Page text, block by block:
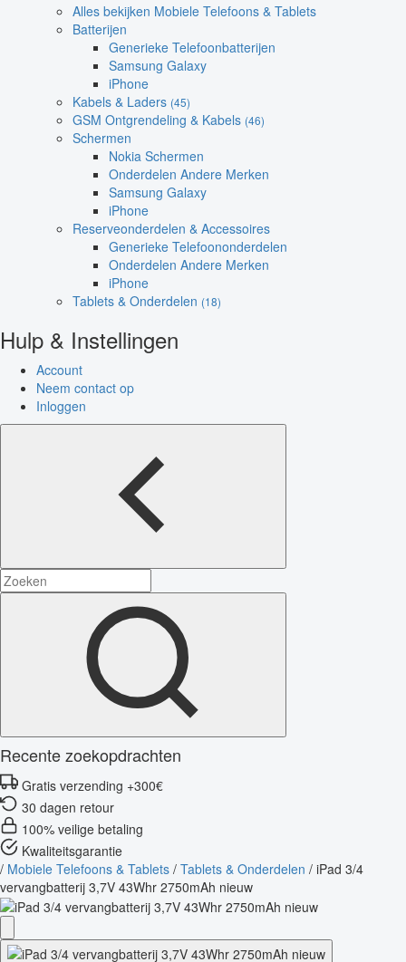
Alles bekijken Mobiele Telefoons & Tablets
Batterijen
Generieke Telefoonbatterijen
Samsung Galaxy
iPhone
Kabels & Laders (45)
GSM Ontgrendeling & Kabels (46)
Schermen
Nokia Schermen
Onderdelen Andere Merken
Samsung Galaxy
iPhone
Reserveonderdelen & Accessoires
Generieke Telefoononderdelen
Onderdelen Andere Merken
iPhone
Tablets & Onderdelen (18)
Hulp & Instellingen
Account
Neem contact op
Inloggen
Recente zoekopdrachten
Gratis verzending +300€
30 dagen retour
100% veilige betaling
Kwaliteitsgarantie
/ Mobiele Telefoons & Tablets / Tablets & Onderdelen / iPad 3/4
vervangbatterij 3,7V 43Whr 2750mAh nieuw